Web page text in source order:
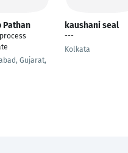
Pathan
Gujarat,
kaushani seal
---
Kolkata